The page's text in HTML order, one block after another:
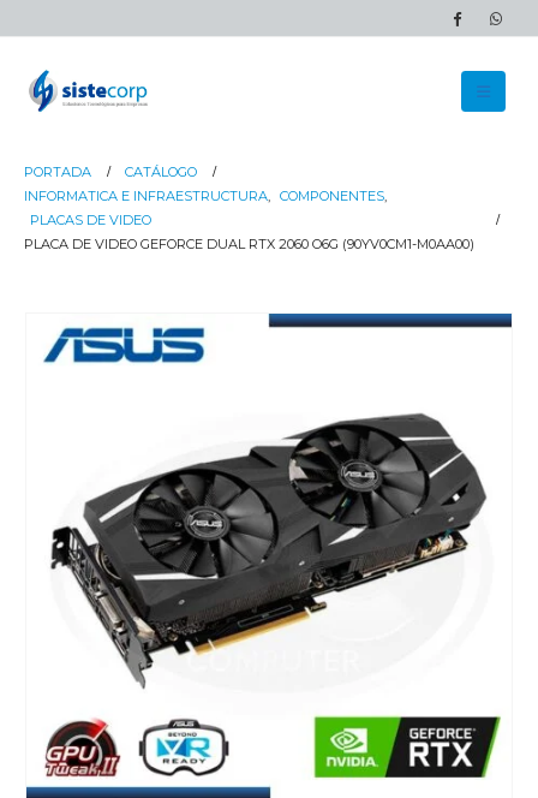
PORTADA
CATÁLOGO
INFORMATICA E INFRAESTRUCTURA, COMPONENTES,
PLACAS DE VIDEO
PLACA DE VIDEO GEFORCE DUAL RTX 2060 O6G (90YV0CM1-M0AA00)